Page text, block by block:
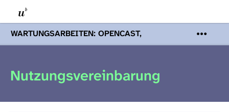
WARTUNGSARBEITEN: OPENCAST,
PODCASTS & TOBIRA
Mi 19. August
Servern werden Ihnen Podcasts,
Opencast-Videos und Tobira nicht zur
Nutzungsvereinbarung